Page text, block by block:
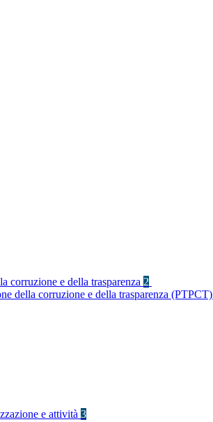
corruzione e della trasparenza 2
della corruzione e della trasparenza (PTPCT)
e attività 3